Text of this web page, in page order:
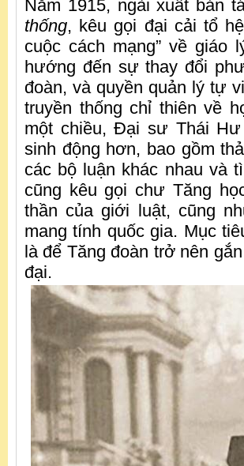
Năm 1915, ngài xuất bản
thống, kêu gọi đại cải tổ
cuộc cách mạng” về giáo
hướng đến sự thay đổi
đoàn, và quyền quản lý tự
truyền thống chỉ thiên về
một chiều, Đại sư Thái
sinh động hơn, bao gồm
các bộ luận khác nhau và
cũng kêu gọi chư Tăng
thần của giới luật, cũng
mang tính quốc gia. Mục
là để Tăng đoàn trở nên
đại.